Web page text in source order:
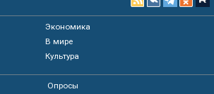
Экономика
В мире
Культура
Опросы